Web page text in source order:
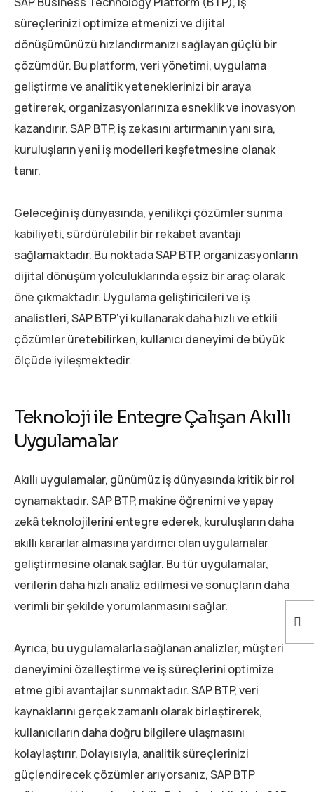
süreçlerinizi optimize etmenizi ve dijital
dönüşümünüzü hızlandırmanızı sağlayan güçlü bir
çözümdür. Bu platform, veri yönetimi, uygulama
geliştirme ve analitik yeteneklerinizi bir araya
getirerek, organizasyonlarınıza esneklik ve inovasyon
kazandırır. SAP BTP, iş zekasını artırmanın yanı sıra,
kuruluşların yeni iş modelleri keşfetmesine olanak
tanır.
Geleceğin iş dünyasında, yenilikçi çözümler sunma
kabiliyeti, sürdürülebilir bir rekabet avantajı
sağlamaktadır. Bu noktada SAP BTP, organizasyonların
dijital dönüşüm yolculuklarında eşsiz bir araç olarak
öne çıkmaktadır. Uygulama geliştiricileri ve iş
analistleri, SAP BTP’yi kullanarak daha hızlı ve etkili
çözümler üretebilirken, kullanıcı deneyimi de büyük
ölçüde iyileşmektedir.
Teknoloji ile Entegre Çalışan Akıllı
Uygulamalar
Akıllı uygulamalar, günümüz iş dünyasında kritik bir rol
oynamaktadır. SAP BTP, makine öğrenimi ve yapay
zekâ teknolojilerini entegre ederek, kuruluşların daha
akıllı kararlar almasına yardımcı olan uygulamalar
geliştirmesine olanak sağlar. Bu tür uygulamalar,
verilerin daha hızlı analiz edilmesi ve sonuçların daha
verimli bir şekilde yorumlanmasını sağlar.
Ayrıca, bu uygulamalarla sağlanan analizler, müşteri
deneyimini özelleştirme ve iş süreçlerini optimize
etme gibi avantajlar sunmaktadır. SAP BTP, veri
kaynaklarını gerçek zamanlı olarak birleştirerek,
kullanıcıların daha doğru bilgilere ulaşmasını
kolaylaştırır. Dolayısıyla, analitik süreçlerinizi
güçlendirecek çözümler arıyorsanız, SAP BTP